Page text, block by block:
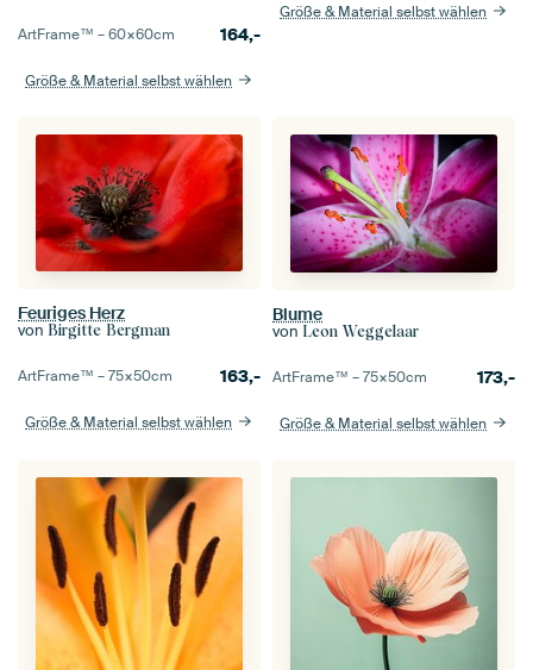
ArtFrame™ –60×60cm 164,-
Größe & Material selbst wählen
Größe & Material selbst wählen
Feuriges Herz
von Birgitte Bergman
ArtFrame™ –75×50cm 163,-
Größe & Material selbst wählen
Blume
von Leon Weggelaar
ArtFrame™ –75×50cm 173,-
Größe & Material selbst wählen